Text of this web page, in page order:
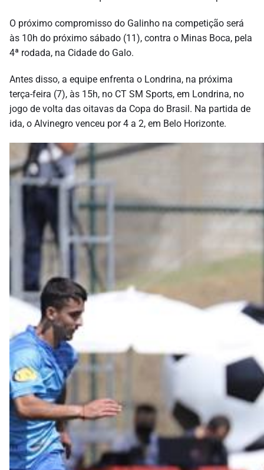
O próximo compromisso do Galinho na competição será
às 10h do próximo sábado (11), contra o Minas Boca, pela
4ª rodada, na Cidade do Galo.
Antes disso, a equipe enfrenta o Londrina, na próxima
terça-feira (7), às 15h, no CT SM Sports, em Londrina, no
jogo de volta das oitavas da Copa do Brasil. Na partida de
ida, o Alvinegro venceu por 4 a 2, em Belo Horizonte.